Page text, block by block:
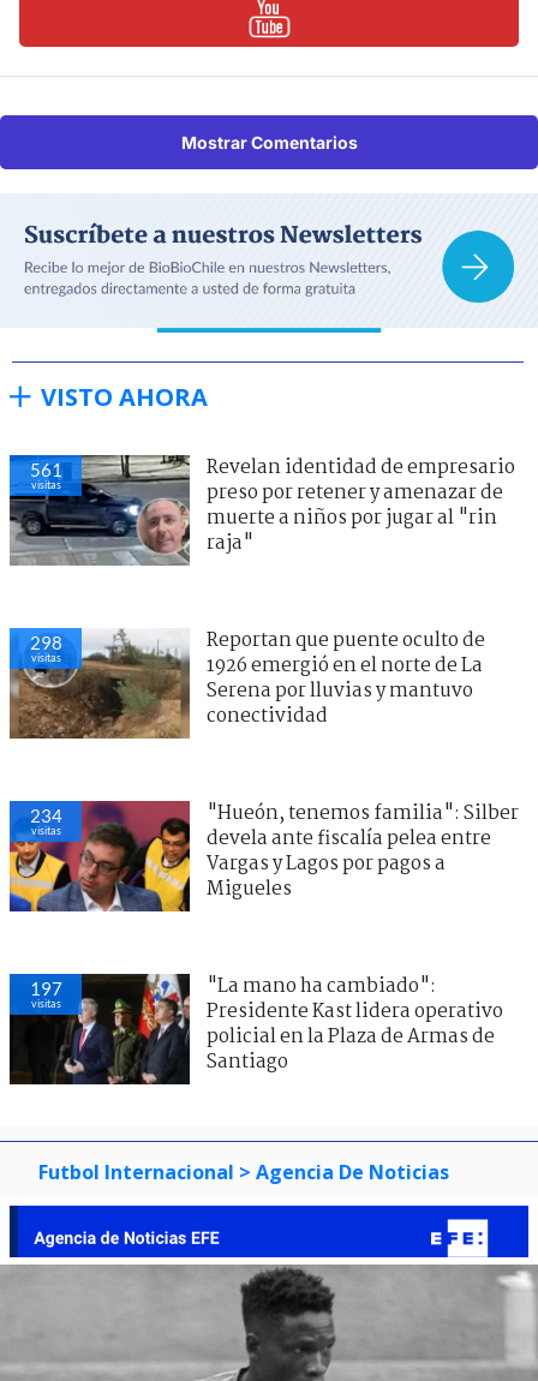
Mostrar Comentarios
VISTO AHORA
561
visitas
Revelan identidad de empresario
preso por retener y amenazar de
muerte a niños por jugar al "rin
raja"
298
visitas
Reportan que puente oculto de
1926 emergió en el norte de La
Serena por lluvias y mantuvo
conectividad
234
visitas
"Hueón, tenemos familia": Silber
devela ante fiscalía pelea entre
Vargas y Lagos por pagos a
Migueles
197
visitas
"La mano ha cambiado":
Presidente Kast lidera operativo
policial en la Plaza de Armas de
Santiago
Futbol Internacional > Agencia De Noticias